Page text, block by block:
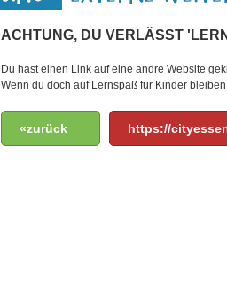
ACHTUNG, DU VERLÄSST
Du hast einen Link auf eine andre Website
Wenn du doch auf Lernspaß für Kinder
«zurück https://